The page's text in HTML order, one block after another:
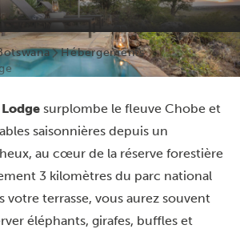
Hébergements
surplombe le fleuve Chobe et
saisonnières depuis un
au cœur de la réserve forestière
3 kilomètres du parc national
votre terrasse, vous aurez souvent
éléphants, girafes, buffles et